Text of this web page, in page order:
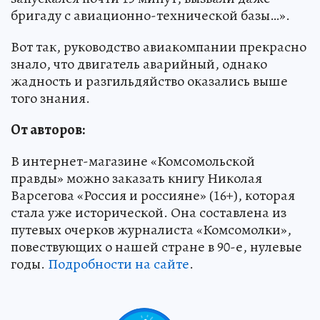
бригаду с авиационно-технической базы…».
Вот так, руководство авиакомпании прекрасно
знало, что двигатель аварийный, однако
жадность и разгильдяйство оказались выше
того знания.
От авторов:
В интернет-магазине «Комсомольской
правды» можно заказать книгу Николая
Варсегова «Россия и россияне» (16+), которая
стала уже исторической. Она составлена из
путевых очерков журналиста «Комсомолки»,
повествующих о нашей стране в 90-е, нулевые
годы. Подробности на сайте.